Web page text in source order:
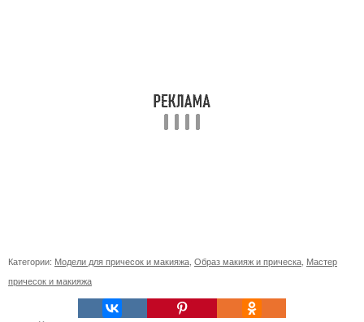
Категории: Модели для причесок и макияжа Образ макияж и прическа Мастер
причесок и макияжа